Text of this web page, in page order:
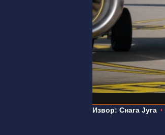
Извор: Снага Југа